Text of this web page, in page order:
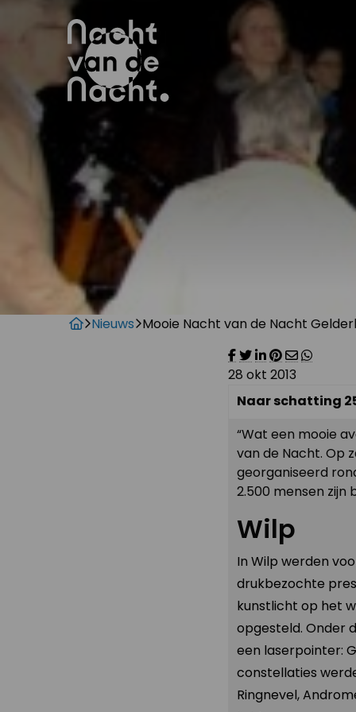
Nieuws Mooie Nacht van de Nacht
28 okt 2013
Naar schatting
“Wat een mooie
van de Nacht. Op
georganiseerd
2.500 mensen
Wilp
In Wilp werden
drukbezochte
kunstlicht op het
opgesteld. Onder
een laserpointer:
constellaties
Ringnevel,